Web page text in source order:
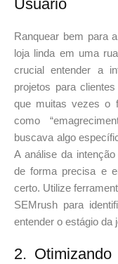
Usuário
Ranquear bem para
loja linda em uma
crucial entender a
projetos para
que muitas vezes o
como
buscava algo
A análise da
de forma precisa e
certo. Utilize
SEMrush para
entender o estágio da
2.